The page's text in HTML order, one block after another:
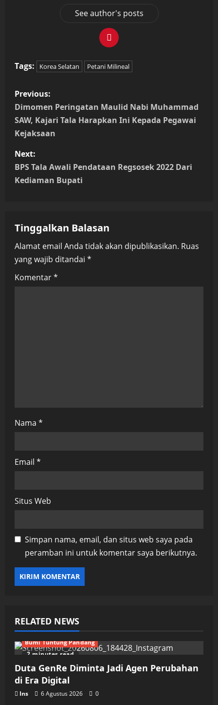
See author's posts
Tags: Korea Selatan Petani Milineal
P
o
s
t
n
i
g
a
Previous:
Dimomen Peringatan Maulid Nabi Muhammad
SAW, Kajari Tala Harapkan Ini Kepada Pegawai
Kejaksaan
Next:
BPS Tala Awali Pendataan Regsosek 2022 Dari
Kediaman Bupati
Tinggalkan Balasan
Alamat email Anda tidak akan dipublikasikan. Ruas
yang wajib ditandai *
Komentar*
Nama *
Email *
Situs Web
Simpan nama, email, dan situs web saya pada
peramban ini untuk komentar saya berikutnya.
RELATED NEWS
2 minutes read
Bumi Tuntung Pandang
Duta GenRe Diminta Jadi Agen Perubahan
di Era Digital
Ins 6 Agustus 2026 0